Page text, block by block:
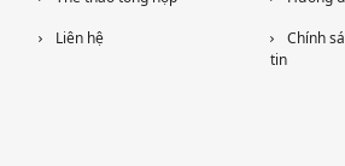
Liên hệ
Chính
tin